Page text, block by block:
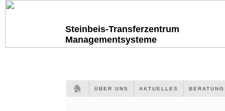
Steinbeis-Transferzentrum
Managementsysteme
ÜBER UNS AKTUELLES